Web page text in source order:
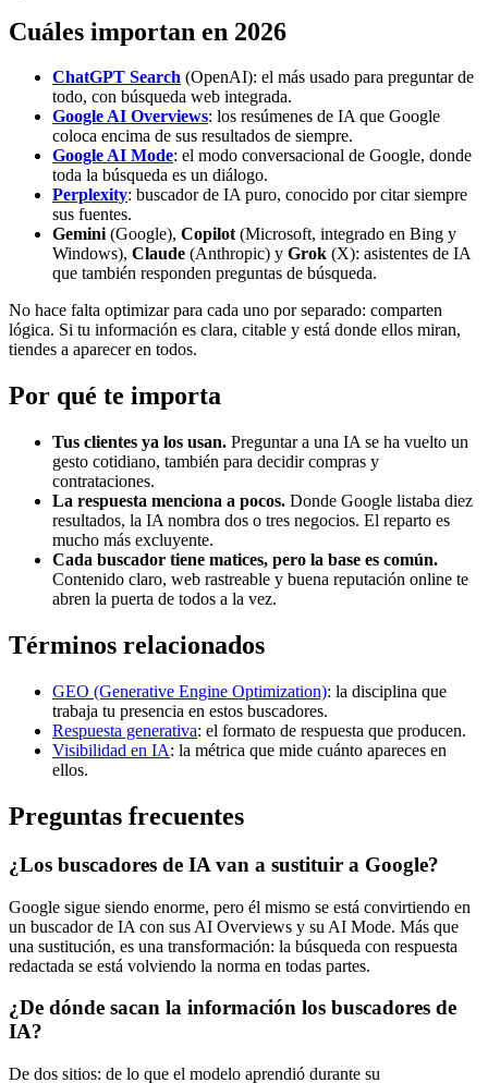
Cuáles importan en 2026
ChatGPT Search (OpenAI): el más usado para preguntar de
todo, con búsqueda web integrada.
Google AI Overviews: los resúmenes de IA que Google
coloca encima de sus resultados de siempre.
Google AI Mode: el modo conversacional de Google, donde
toda la búsqueda es un diálogo.
Perplexity: buscador de IA puro, conocido por citar siempre
sus fuentes.
Gemini(Google), Copilot(Microsoft, integrado en Bing y
Windows), Claude (Anthropic) y Grok (X): asistentes de IA
que también responden preguntas de búsqueda.
No hace falta optimizar para cada uno por separado: comparten
lógica. Si tu información es clara, citable y está donde ellos miran,
tiendes a aparecer en todos.
Por qué te importa
Tus clientes ya los usan. Preguntar a una IA se ha vuelto un
gesto cotidiano, también para decidir compras y
contrataciones.
La respuesta menciona a pocos. Donde Google listaba diez
resultados, la IA nombra dos o tres negocios. El reparto es
mucho más excluyente.
Cada buscador tiene matices, pero la base es común.
Contenido claro, web rastreable y buena reputación online te
abren la puerta de todos a la vez.
Términos relacionados
GEO (Generative Engine Optimization): la disciplina que
trabaja tu presencia en estos buscadores.
Respuesta generativa: el formato de respuesta que producen.
Visibilidad en IA: la métrica que mide cuánto apareces en
ellos.
Preguntas frecuentes
¿Los buscadores de IA van a sustituir a Google?
Google sigue siendo enorme, pero él mismo se está convirtiendo en
un buscador de IA con sus AI Overviews y su AI Mode. Más que
una sustitución, es una transformación: la búsqueda con respuesta
redactada se está volviendo la norma en todas partes.
¿De dónde sacan la información los buscadores de
IA?
De dos sitios: de lo que el modelo aprendió durante su